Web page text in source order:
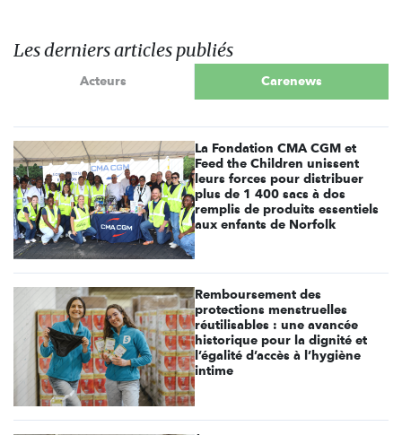
Les derniers articles publiés
Acteurs Carenews
La Fondation CMA CGM et
Feed the Children unissent
leurs forces pour distribuer
plus de 1 400 sacs à dos
remplis de produits essentiels
aux enfants de Norfolk
Remboursement des
protections menstruelles
réutilisables : une avancée
historique pour la dignité et
l’égalité d’accès à l’hygiène
intime